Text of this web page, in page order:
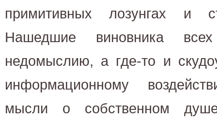
примитивных лозунгах и
Нашедшие виновника
недомыслию, а где-то и
информационному
мысли о собственном